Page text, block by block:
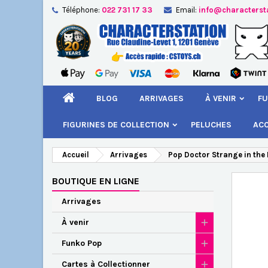
Téléphone: 022 731 17 33 Email:
BLOG ARRIVAGES À VENIR
FIGURINES DE COLLECTION PELUCHES
Accueil Arrivages Pop Doctor Strange in
BOUTIQUE EN LIGNE
Arrivages
À venir
Funko Pop
Cartes à Collectionner